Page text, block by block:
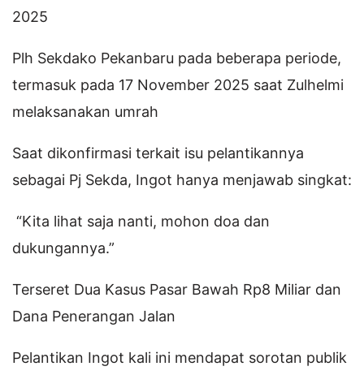
2025
Plh Sekdako Pekanbaru pada beberapa periode,
termasuk pada 17 November 2025 saat Zulhelmi
melaksanakan umrah
Saat dikonfirmasi terkait isu pelantikannya
sebagai Pj Sekda, Ingot hanya menjawab singkat:
“Kita lihat saja nanti, mohon doa dan
dukungannya.”
Terseret Dua Kasus Pasar Bawah Rp8 Miliar dan
Dana Penerangan Jalan
Pelantikan Ingot kali ini mendapat sorotan publik